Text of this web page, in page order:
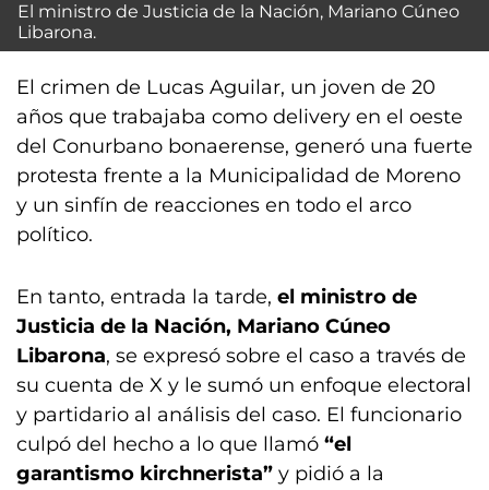
El ministro de Justicia de la Nación, Mariano Cúneo
Libarona.
El crimen de Lucas Aguilar, un joven de 20
años que trabajaba como delivery en el oeste
del Conurbano bonaerense, generó una fuerte
protesta frente a la Municipalidad de Moreno
y un sinfín de reacciones en todo el arco
político.
En tanto, entrada la tarde, el ministro de
Justicia de la Nación, Mariano Cúneo
Libarona, se expresó sobre el caso a través de
su cuenta de X y le sumó un enfoque electoral
y partidario al análisis del caso. El funcionario
culpó del hecho a lo que llamó “el
garantismo kirchnerista” y pidió a la